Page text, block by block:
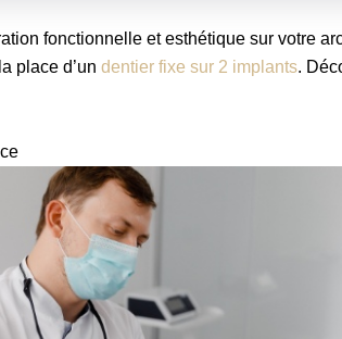
fonctionnelle et esthétique sur votre
place d’un dentier fixe sur 2 implants.